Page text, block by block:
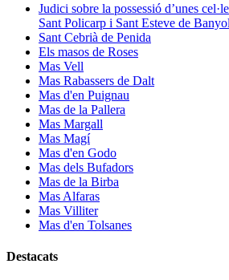
Judici sobre la possessió d’unes
Sant Policarp i Sant Esteve de
Sant Cebrià de Penida
Els masos de Roses
Mas Vell
Mas Rabassers de Dalt
Mas d'en Puignau
Mas de la Pallera
Mas Margall
Mas Magí
Mas d'en Godo
Mas dels Bufadors
Mas de la Birba
Mas Alfaras
Mas Villiter
Mas d'en Tolsanes
Destacats